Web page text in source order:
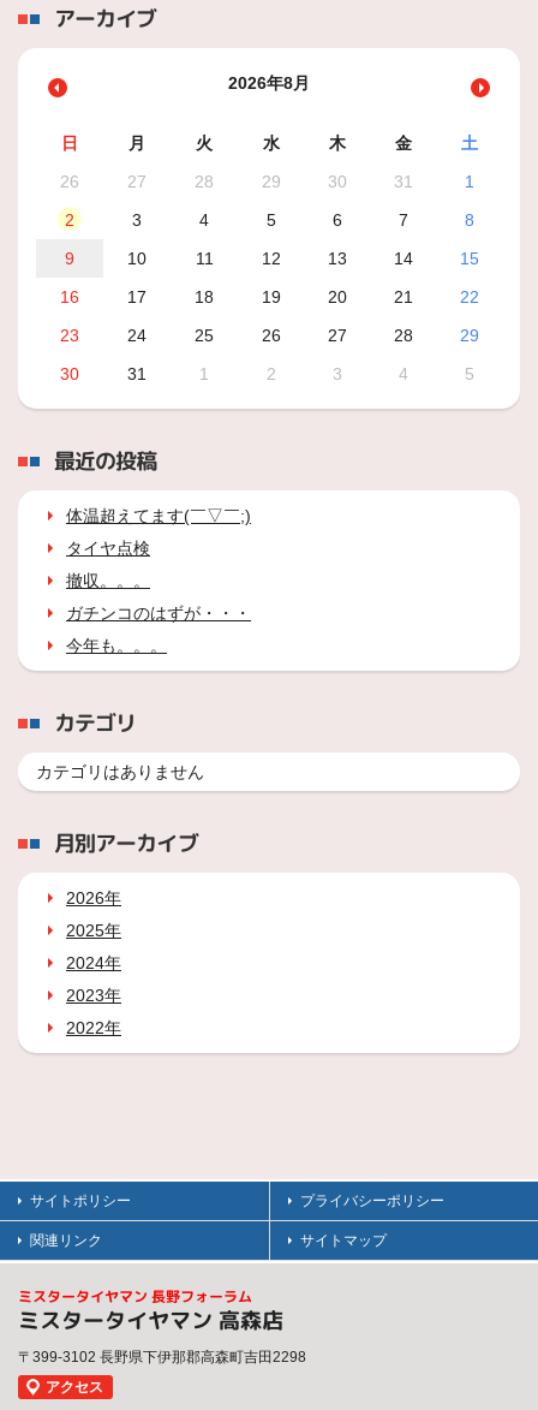
アーカイブ
2026年8月
日 月 火 水 木 金
土
26
27 28 29 30 31
1
2
3 4 5 6 7
8
9
10 11 12 13 14
15
16
17 18 19 20 21
22
23
24 25 26 27 28
29
30
31 1 2 3 4 5
最近の投稿
体温超えてます(￣▽￣;)
タイヤ点検
撤収。。。
ガチンコのはずが・・・
今年も。。。
カテゴリ
カテゴリはありません
月別アーカイブ
2026年
2025年
2024年
2023年
2022年
サイトポリシー プライバシーポリシー
関連リンク サイトマップ
ミスタータイヤマン 長野フォーラム
ミスタータイヤマン 高森店
〒399-3102 長野県下伊那郡高森町吉田2298
アクセス